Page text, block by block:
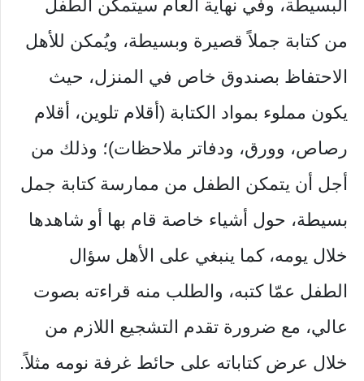
البسيطة، وفي نهاية العام سيتمكن الطفل
من كتابة جملاً قصيرة وبسيطة، ويُمكن للأهل
الاحتفاظ بصندوق خاص في المنزل، حيث
يكون مملوء بمواد الكتابة (أقلام تلوين، أقلام
رصاص، وورق، ودفاتر ملاحظات)؛ وذلك من
أجل أن يتمكن الطفل من ممارسة كتابة جمل
بسيطة، حول أشياء خاصة قام بها أو شاهدها
خلال يومه، كما ينبغي على الأهل سؤال
الطفل عمّا كتبه، والطلب منه قراءته بصوت
عالي، مع ضرورة تقدم التشجيع اللازم من
خلال عرض كتاباته على حائط غرفة نومه مثلاً.